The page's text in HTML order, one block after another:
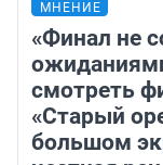
МНЕНИЕ
«Финал не
смотреть
«Старый
большом